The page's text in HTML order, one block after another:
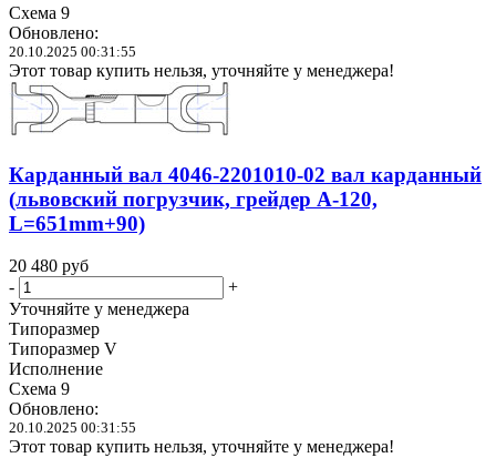
Схема 9
Обновлено:
20.10.2025 00:31:55
Этот товар купить нельзя, уточняйте у менеджера!
Карданный вал 4046-2201010-02 вал карданный
(львовский погрузчик, грейдер А-120,
L=651mm+90)
20 480 руб
-
+
Уточняйте у менеджера
Типоразмер
Типоразмер V
Исполнение
Схема 9
Обновлено:
20.10.2025 00:31:55
Этот товар купить нельзя, уточняйте у менеджера!